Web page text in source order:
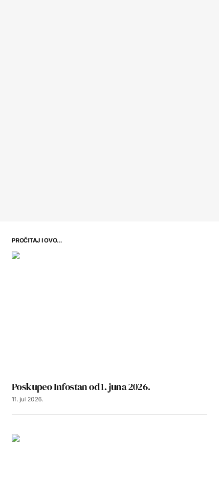
PROČITAJ I OVO...
Poskupeo Infostan od 1. juna 2026.
11. jul 2026.